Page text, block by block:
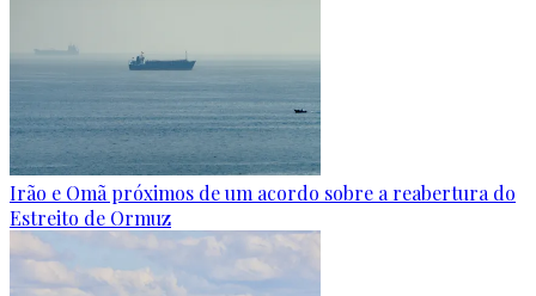
Irão e Omã próximos de um acordo sobre a reabertura do
Estreito de Ormuz